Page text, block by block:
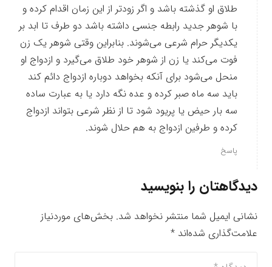
طلاق او گذشته باشد و اگر زودتر از این زمان اقدام کرده و
با شوهر جدید رابطه جنسی داشته باشد دو طرف تا ابد بر
یکدیگر حرام شرعی می‌شوند. بنابراین وقتی شوهر یک زن
فوت می‌کند یا زن از شوهر خود طلاق می‌گیرد و ازدواج او
منحل می‌شود برای آنکه بخواهد دوباره ازدواج دائم کند
باید سه ماه صبر کرده و عده نگه دارد یا به عبارت ساده
سه بار حیض یا پریود شود تا از نظر شرعی بتواند ازدواج
کرده و طرفین ازدواج به هم حلال شوند.
پاسخ
دیدگاهتان را بنویسید
نشانی ایمیل شما منتشر نخواهد شد. بخش‌های موردنیاز
علامت‌گذاری شده‌اند *